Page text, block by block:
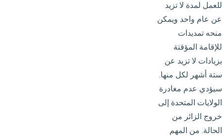
للعمل لمدة لا تزيد
عن عام واحد ويمكن
منحه تمديدات
للإقامة المؤقتة
بزيادات لا تزيد عن
ستة أشهر لكل منها.
سيؤدي عدم مغادرة
الولايات المتحدة إلى
خروج الزائر من
الحالة. من المهم